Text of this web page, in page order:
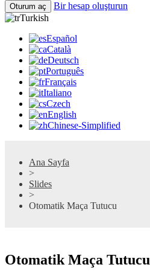
Oturum aç
Bir hesap oluşturun
Turkish
Español
Català
Deutsch
Português
Français
Italiano
Czech
English
Chinese-Simplified
Ana Sayfa
>
Slides
>
Otomatik Maça Tutucu
Otomatik Maça Tutucu